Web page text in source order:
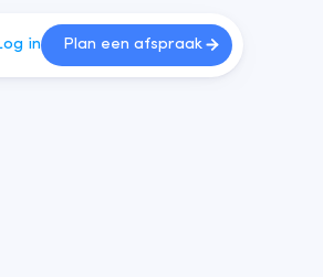
in Plan een afspraak